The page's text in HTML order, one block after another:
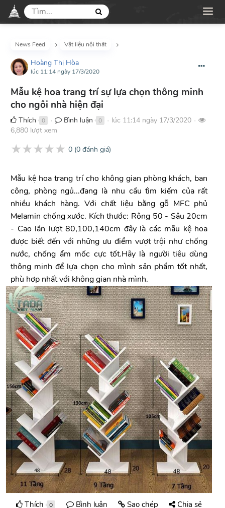
News Feed Vật liệu nội thất
Hoàng Thị Hòa
lúc 11:14 ngày 17/3/2020
Mẫu kệ hoa trang trí sự lựa chọn thông minh
cho ngôi nhà hiện đại
Thích 0 ● Bình luận 0 ● lúc 11:14 ngày 17/3/2020 ●
6,880 lượt xem
★★★★★ 0 (0 đánh giá)
Mẫu kệ hoa trang trí cho không gian phòng khách, ban
công, phòng ngủ...đang là nhu cầu tìm kiếm của rất
nhiều khách hàng. Với chất liệu bằng gỗ MFC phủ
Melamin chống xước. Kích thước: Rộng 50 - Sâu 20cm
- Cao lần lượt 80,100,140cm đây là các mẫu kệ hoa
được biết đến với những ưu điểm vượt trội như chống
nước, chống ẩm mốc cực tốt.Hãy là người tiêu dùng
thông minh để lựa chọn cho mình sản phẩm tốt nhất,
phù hợp nhất với không gian nhà mình.
Thích 0 Bình luận Sao chép Chia sẻ